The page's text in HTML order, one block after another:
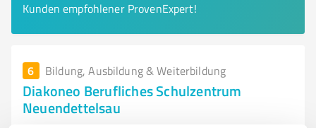
Kunden empfohlener ProvenExpert!
6 Bildung, Ausbildung & Weiterbildung
Diakoneo Berufliches Schulzentrum
Neuendettelsau